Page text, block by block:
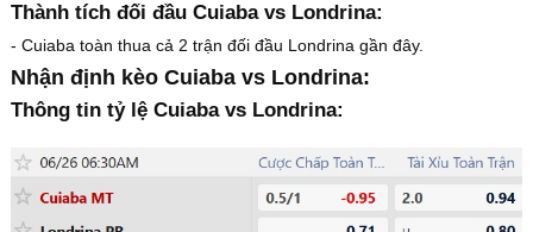
Thành tích đối đầu Cuiaba vs Londrina:
- Cuiaba toàn thua cả 2 trận đối đầu Londrina gần đây.
Nhận định kèo Cuiaba vs Londrina:
Thông tin tỷ lệ Cuiaba vs Londrina: